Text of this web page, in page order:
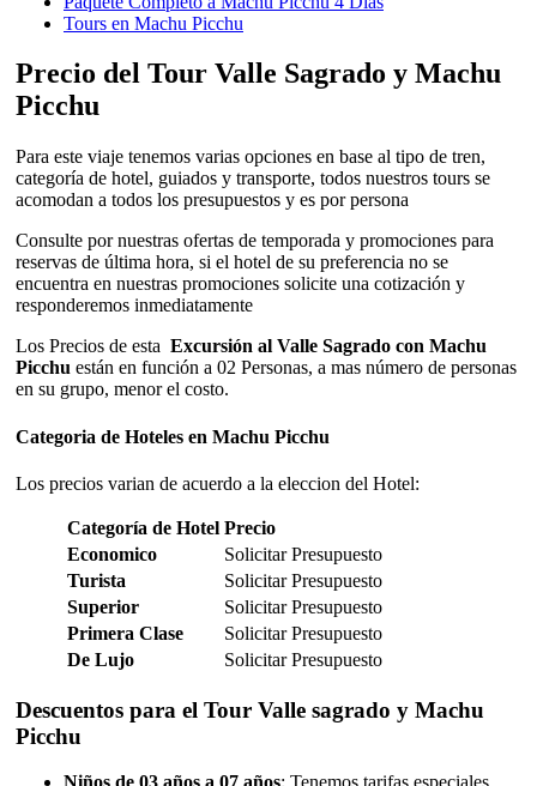
Tours en Machu Picchu
Precio del Tour Valle Sagrado y Machu
Picchu
Para este viaje tenemos varias opciones en base al tipo de tren,
categoría de hotel, guiados y transporte, todos nuestros tours se
acomodan a todos los presupuestos y es por persona
Consulte por nuestras ofertas de temporada y promociones para
reservas de última hora, si el hotel de su preferencia no se
encuentra en nuestras promociones solicite una cotización y
responderemos inmediatamente
Los Precios de esta Excursión al Valle Sagrado con Machu
Picchu están en función a 02 Personas, a mas número de personas
en su grupo, menor el costo.
Categoria de Hoteles en Machu Picchu
Los precios varian de acuerdo a la eleccion del Hotel:
Categoría de Hotel Precio
Economico
Solicitar Presupuesto
Turista
Solicitar Presupuesto
Superior
Solicitar Presupuesto
Primera Clase
Solicitar Presupuesto
De Lujo
Solicitar Presupuesto
Descuentos para el Tour Valle sagrado y Machu
Picchu